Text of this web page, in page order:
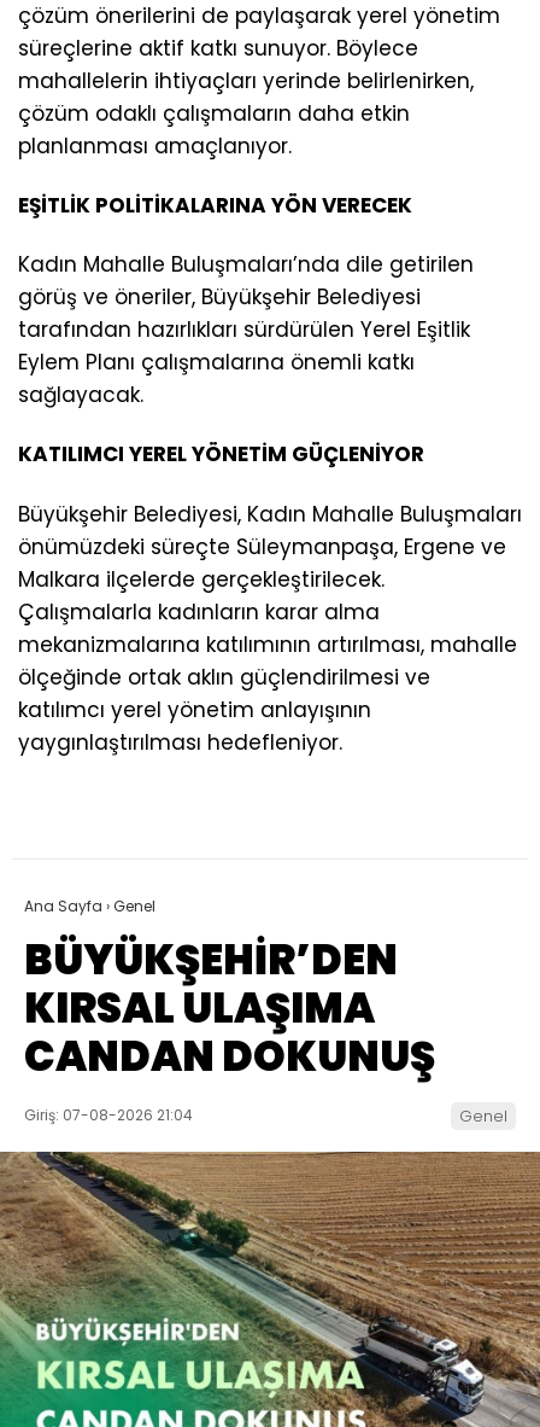
çözüm önerilerini de paylaşarak yerel yönetim
süreçlerine aktif katkı sunuyor. Böylece
mahallelerin ihtiyaçları yerinde belirlenirken,
çözüm odaklı çalışmaların daha etkin
planlanması amaçlanıyor.
EŞİTLİK POLİTİKALARINA YÖN VERECEK
Kadın Mahalle Buluşmaları’nda dile getirilen
görüş ve öneriler, Büyükşehir Belediyesi
tarafından hazırlıkları sürdürülen Yerel Eşitlik
Eylem Planı çalışmalarına önemli katkı
sağlayacak.
KATILIMCI YEREL YÖNETİM GÜÇLENİYOR
Büyükşehir Belediyesi, Kadın Mahalle Buluşmaları
önümüzdeki süreçte Süleymanpaşa, Ergene ve
Malkara ilçelerde gerçekleştirilecek.
Çalışmalarla kadınların karar alma
mekanizmalarına katılımının artırılması, mahalle
ölçeğinde ortak aklın güçlendirilmesi ve
katılımcı yerel yönetim anlayışının
yaygınlaştırılması hedefleniyor.
Ana Sayfa ›Genel
BÜYÜKŞEHİR’DEN
KIRSAL ULAŞIMA
CANDAN DOKUNUŞ
Giriş: 07-08-2026 21:04 Genel